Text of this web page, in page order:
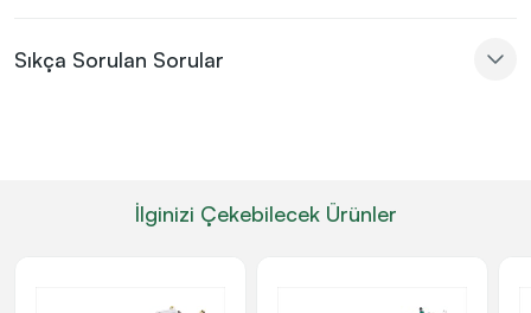
Sıkça Sorulan Sorular
İlginizi Çekebilecek Ürünler